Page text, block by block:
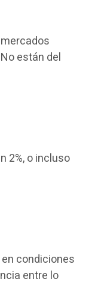
están del
2%, o incluso
condiciones
entre lo